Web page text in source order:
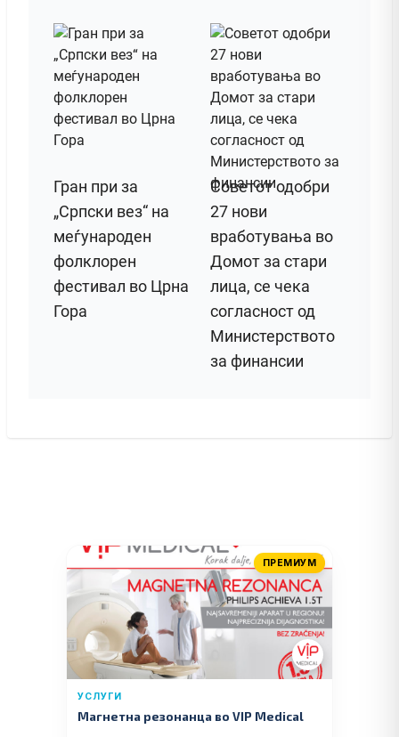
Гран при за
„Српски вез“ на
меѓународен
фолклорен
фестивал во Црна
Гора
Советот одобри
27 нови
вработувања во
Домот за стари
лица, се чека
согласност од
Министерството
за финансии
ПРЕМИУМ
УСЛУГИ
Магнетна резонанца во VIP Medical